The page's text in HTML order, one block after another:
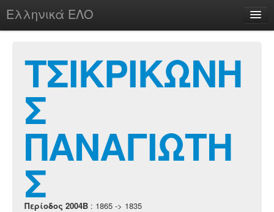
Ελληνικά ΕΛΟ
chesstu.be @ discord
Login
ΤΣΙΚΡΙΚΩΝΗ
Σ
ΠΑΝΑΓΙΩΤΗ
Σ
Περίοδος 2004B : 1865 -> 1835